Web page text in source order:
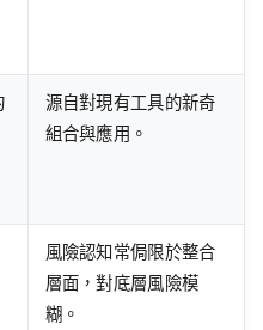
源自對現有工具的新奇
組合與應用。
風險認知常侷限於整合
層面，對底層風險模
糊。